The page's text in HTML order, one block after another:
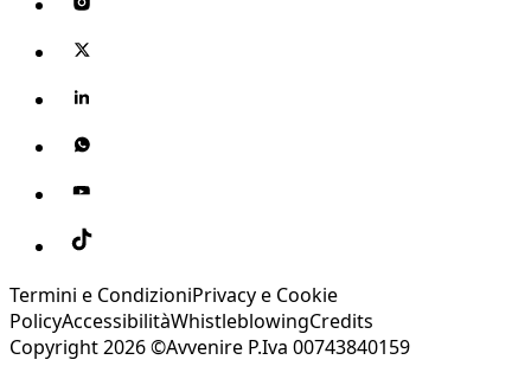
Termini e CondizioniPrivacy e Cookie
PolicyAccessibilitàWhistleblowingCredits
Copyright 2026 ©Avvenire P.Iva 00743840159